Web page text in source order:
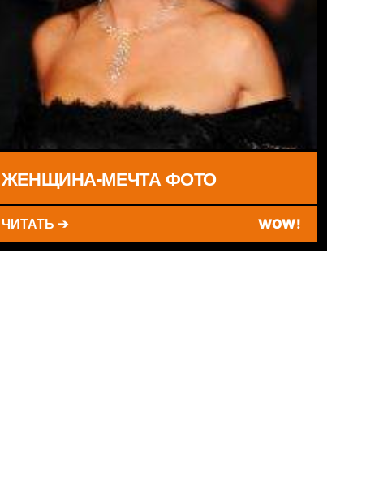
ЖЕНЩИНА-МЕЧТА ФОТО
ЧИТАТЬ ➔ WOW!